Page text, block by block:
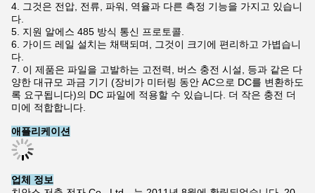
4. 그것은 전압, 전류, 파워, 역율과 다른 측정 기능을 가지고 있습니
다.
5. 지원 알에스 485 방식 통신 프로토콜.
6. 가이드 레일 설치는 채택되며, 그것이 크기에 편리하고 가볍습니
다.
7. 이 제품은 파일을 고발하는 고전력, 버스 충전 시설, 등과 같은 다
양한 대규모 과금 기기 (장비가 미터링 동안 AC으로 DC를 변환하도
록 요구됩니다)의 DC 파일에 적용할 수 있습니다. 더 작은 충전 더
미에 적합합니다.
애플리케이션
업체 정보